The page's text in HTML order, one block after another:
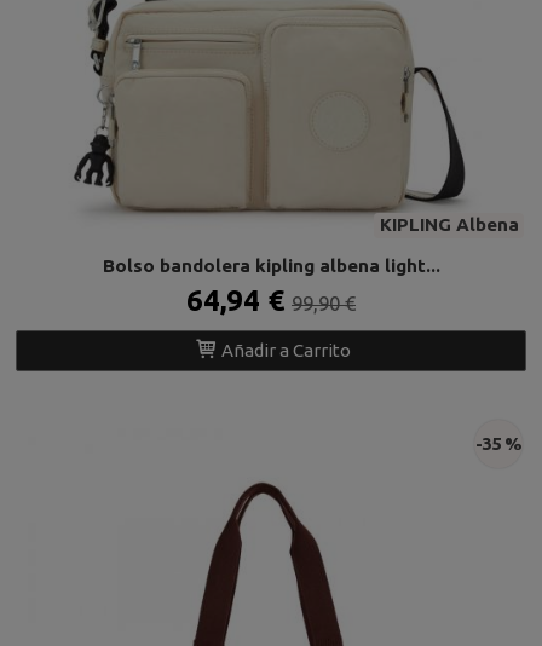
KIPLING Albena
Bolso bandolera kipling albena light...
64,94 € 99,90 €
Añadir a Carrito
-35 %